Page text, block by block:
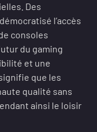
Des
l’accès
consoles
du gaming
et une
que les
qualité sans
ainsi le loisir